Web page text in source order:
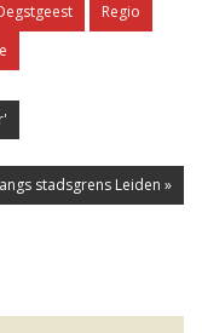
Regio
stadsgrens Leiden »